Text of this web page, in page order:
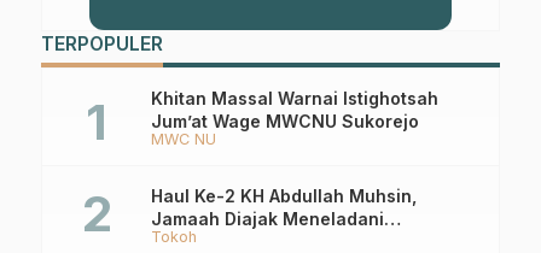
TERPOPULER
MWC NU
Khitan Massal Warnai Istighotsah
Jum’at Wage MWCNU Sukorejo
Tokoh
Haul Ke-2 KH Abdullah Muhsin,
Jamaah Diajak Meneladani
Keistiqamahan